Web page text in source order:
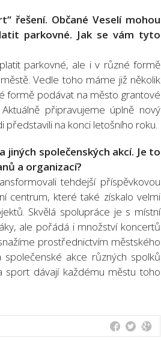
řešení. Občané Veselí mohou
parkovné. Jak se vám tyto
parkovné, ale i v různé formě
Vedle toho máme již několik
formě podávat na město grantové
připravujeme úplně nový
na konci letošního roku.
společenských akcí. Je to
a organizací?
tehdejší příspěvkovou
centrum, které také získalo velmi
Skvělá spolupráce je s místní
ale pořádá i množství koncertů
prostřednictvím městského
akce různých spolků
dávají každému městu toho